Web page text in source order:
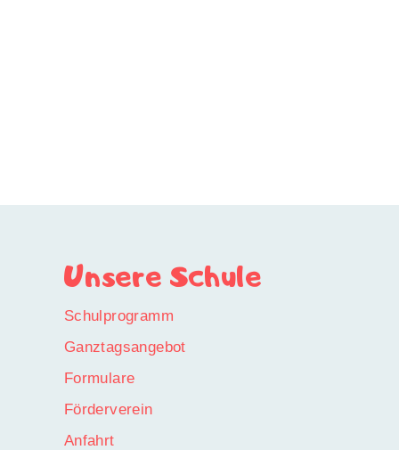
Unsere Schule
Schulprogramm
Ganztagsangebot
Formulare
Förderverein
Anfahrt